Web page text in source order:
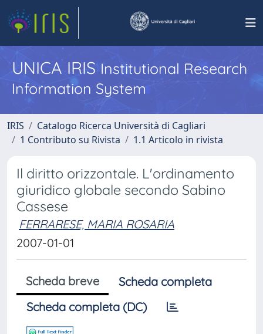
UNICA IRISInstitutional Research
Information System
IRIS
Catalogo Ricerca Università di Cagliari
1 Contributo su Rivista
1.1 Articolo in rivista
Il diritto orizzontale. L'ordinamento
giuridico globale secondo Sabino
Cassese
FERRARESE, MARIA ROSARIA
2007-01-01
Scheda breve
Scheda completa
Scheda completa (DC)